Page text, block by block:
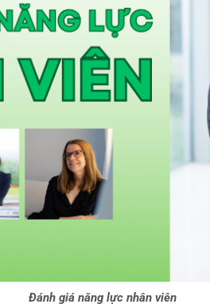
Đánh giá năng lực nhân viên